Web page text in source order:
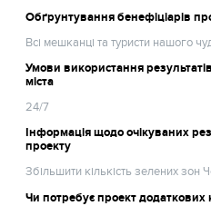
Обґрунтування бенефіціарів
Всі мешканці та туристи нашого
Умови використання
міста
24/7
Інформація щодо очікуваних
проекту
Збільшити кількість зелених зон
Чи потребує проект додаткових